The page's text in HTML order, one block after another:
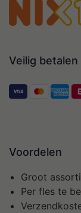
Veilig betalen
Voordelen
Groot
Per fles te